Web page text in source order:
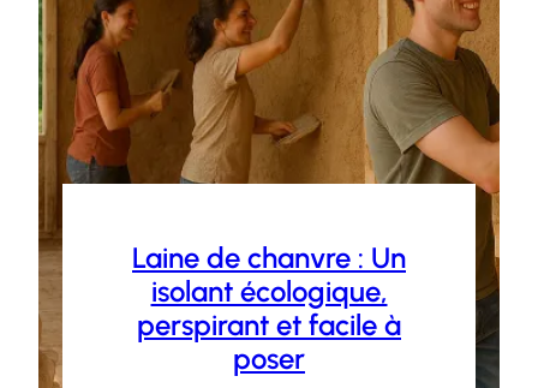
Laine de chanvre : Un
isolant écologique,
perspirant et facile à
poser